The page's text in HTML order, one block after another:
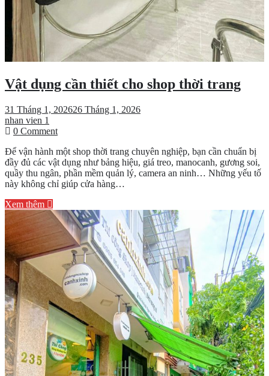
Vật dụng cần thiết cho shop thời trang
31 Tháng 1, 202626 Tháng 1, 2026
nhan vien 1
0 Commenton
dụng
cần
thiết
cho
trang
Để vận hành một shop thời trang chuyên nghiệp, bạn cần chuẩn bị
đầy đủ các vật dụng như bảng hiệu, giá treo, manocanh, gương soi,
quầy thu ngân, phần mềm quản lý, camera an ninh… Những yếu tố
này không chỉ giúp cửa hàng…
Xem thêm